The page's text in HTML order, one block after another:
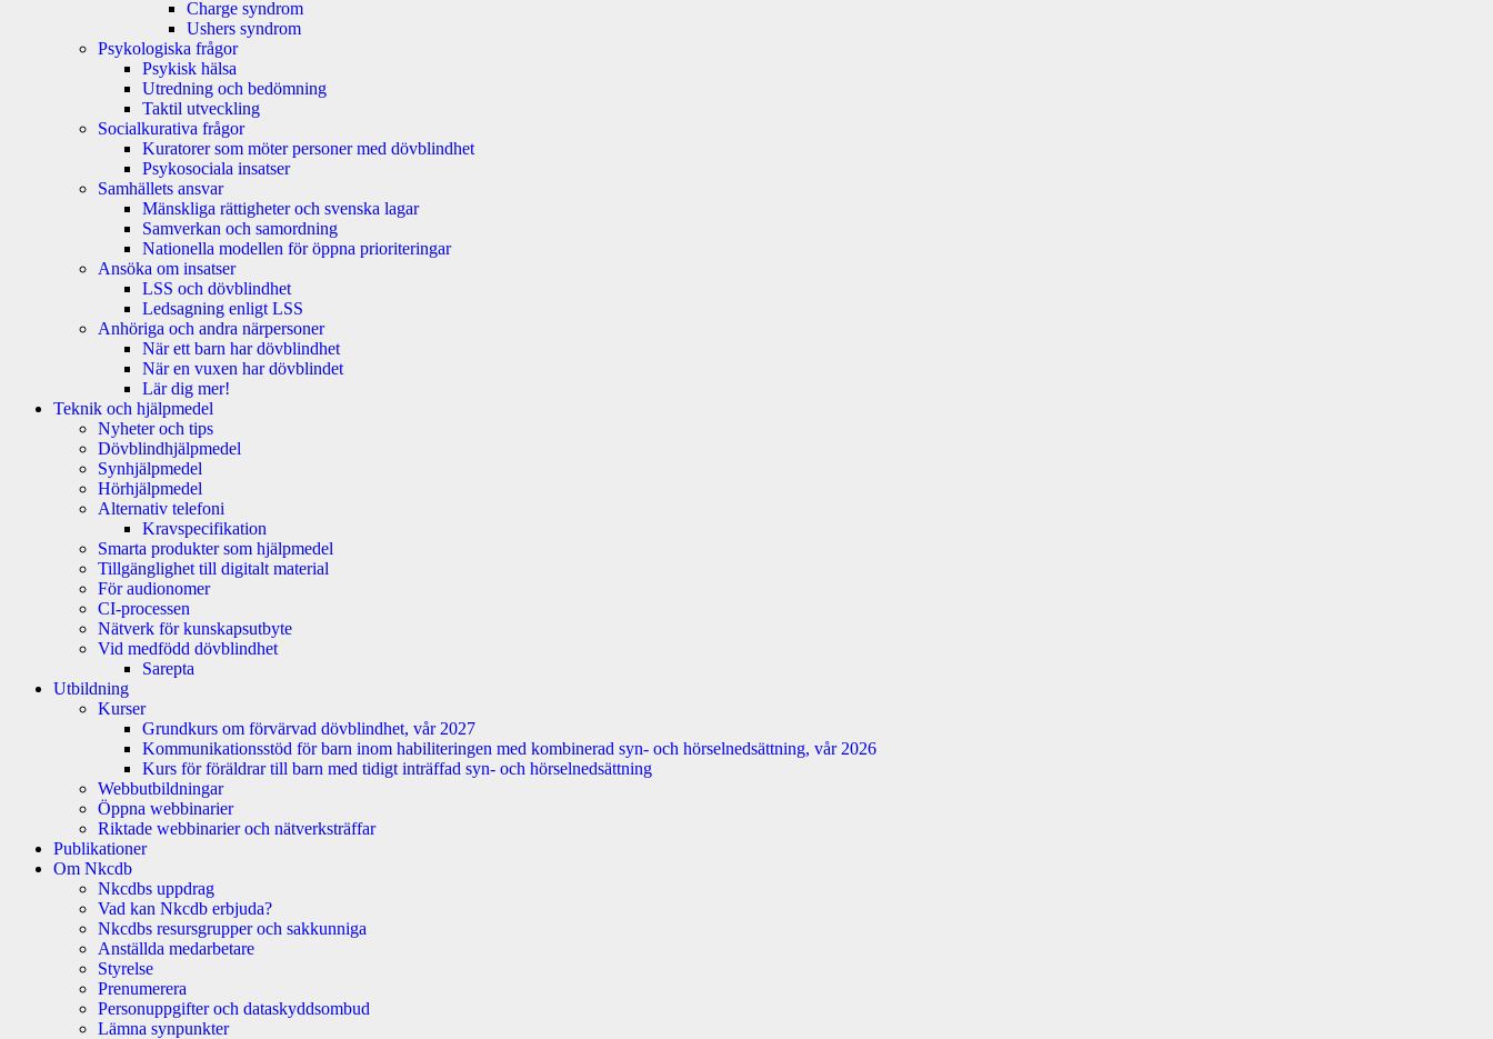
Charge syndrom
Ushers syndrom
Psykologiska frågor
Psykisk hälsa
Utredning och bedömning
Taktil utveckling
Socialkurativa frågor
Kuratorer som möter personer med dövblindhet
Psykosociala insatser
Samhällets ansvar
Mänskliga rättigheter och svenska lagar
Samverkan och samordning
Nationella modellen för öppna prioriteringar
Ansöka om insatser
LSS och dövblindhet
Ledsagning enligt LSS
Anhöriga och andra närpersoner
När ett barn har dövblindhet
När en vuxen har dövblindet
Lär dig mer!
Teknik och hjälpmedel
Nyheter och tips
Dövblindhjälpmedel
Synhjälpmedel
Hörhjälpmedel
Alternativ telefoni
Kravspecifikation
Smarta produkter som hjälpmedel
Tillgänglighet till digitalt material
För audionomer
CI-processen
Nätverk för kunskapsutbyte
Vid medfödd dövblindhet
Sarepta
Utbildning
Kurser
Grundkurs om förvärvad dövblindhet, vår 2027
Kommunikationsstöd för barn inom habiliteringen med kombinerad syn- och hörselnedsättning, vår 2026
Kurs för föräldrar till barn med tidigt inträffad syn- och hörselnedsättning
Webbutbildningar
Öppna webbinarier
Riktade webbinarier och nätverksträffar
Publikationer
Om Nkcdb
Nkcdbs uppdrag
Vad kan Nkcdb erbjuda?
Nkcdbs resursgrupper och sakkunniga
Anställda medarbetare
Styrelse
Prenumerera
Personuppgifter och dataskyddsombud
Lämna synpunkter